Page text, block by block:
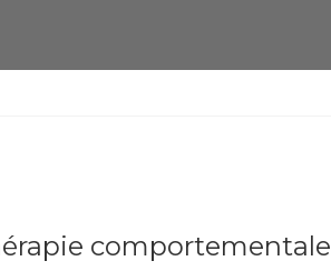
comportementale